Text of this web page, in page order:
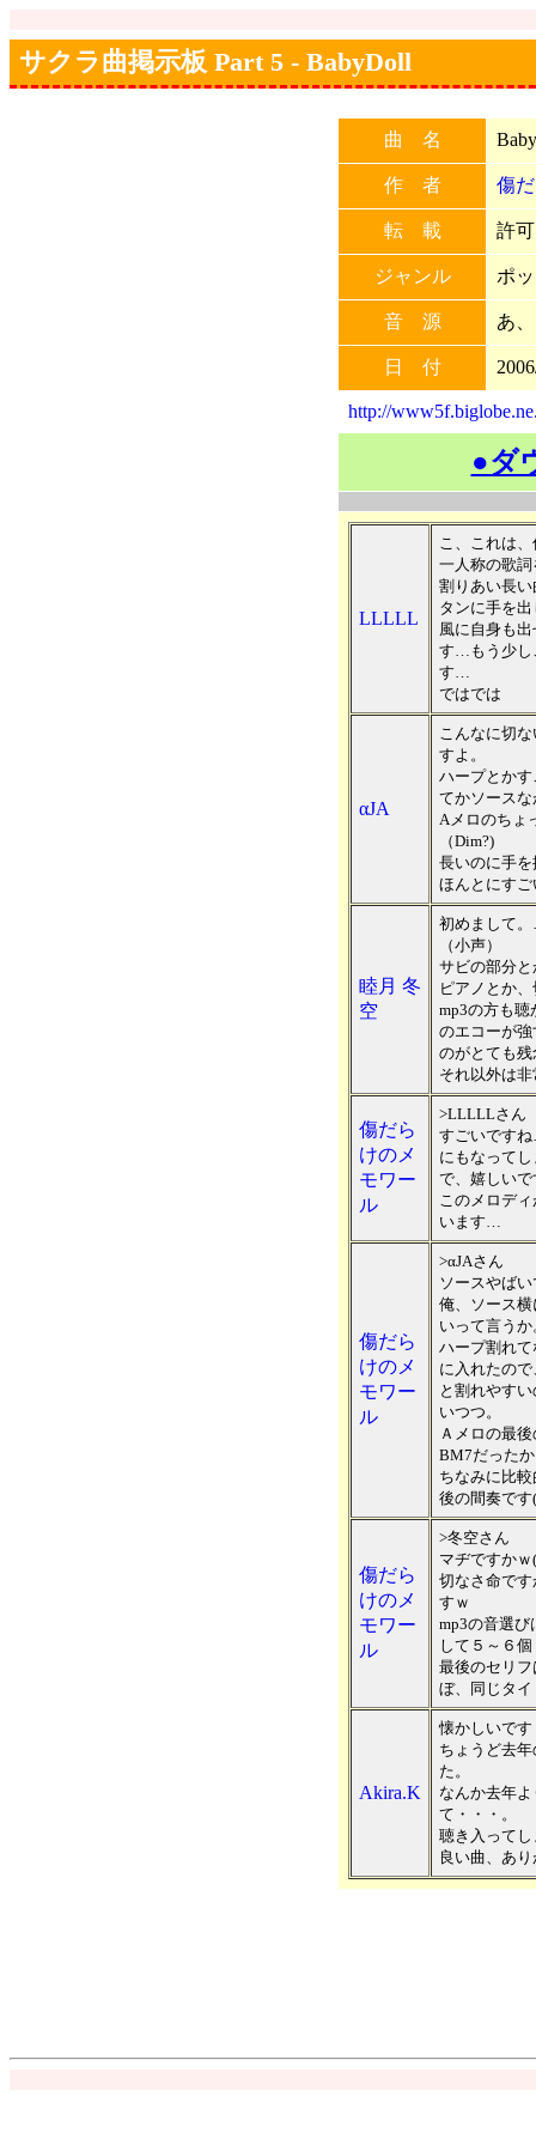
サクラ曲掲示板 Part 5 - BabyDoll
曲 名
作 者 傷
転 載 許
ジャンル ポ
音 源 あ
日 付
http://
●ダ
LLLLL
こ、これは
一人称の歌
割りあい長
タンに手を
風に自身も
す…もう少し
す…
ではでは
αJA
こんなに切
すよ。
ハープとか
てかソース
Aメロのちょ
（Dim?)
長いのに手
ほんとにす
睦月 冬
空
初めまして
（小声）
サビの部分
ピアノとか
mp3の方も聴
のエコーが
のがとても
それ以外は
傷だら
けのメ
モワー
ル
>LLLLLさん
すごいです
にもなって
で、嬉しいで
このメロデ
います…
傷だら
けのメ
モワー
ル
>αJAさん
ソースやば
俺、ソース
いって言うか
ハープ割れ
に入れたの
と割れやす
いつつ。
Ａメロの最
BM7だった
ちなみに比
後の間奏です
傷だら
けのメ
モワー
ル
>冬空さん
マヂですか
切なさ命で
すｗ
mp3の音選び
して５～６
最後のセリ
ぼ、同じタ
Akira.K
懐かしいです
ちょうど去
た。
なんか去年
て・・・。
聴き入って
良い曲、あ